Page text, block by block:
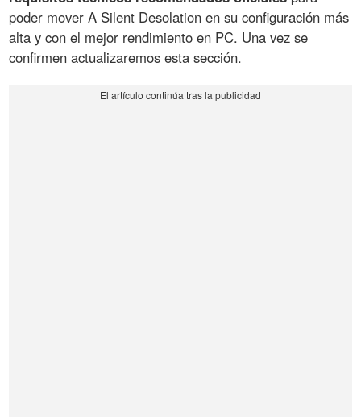
poder mover A Silent Desolation en su configuración más
alta y con el mejor rendimiento en PC. Una vez se
confirmen actualizaremos esta sección.